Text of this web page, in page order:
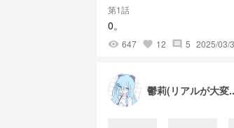
第1話
0。
visibility 647 favorite 12 comment 5 2025/03/
鬱莉(リアルが大